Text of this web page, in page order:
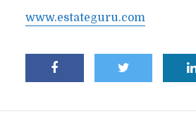
www.estateguru.com